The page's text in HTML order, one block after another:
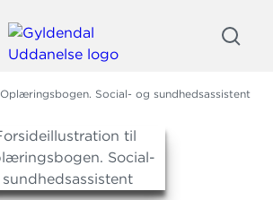
Oplæringsbogen. Social- og sundhedsassistent